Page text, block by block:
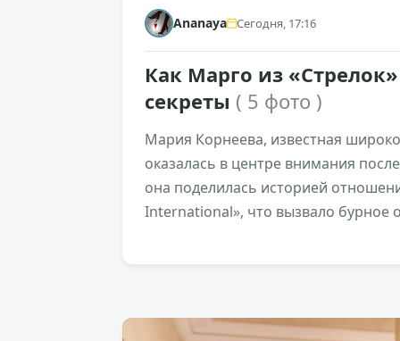
Ananaya Сегодня, 17:16
Как Марго из
секреты ( 5 фото )
Мария Корнеева, известная
оказалась в центре внимания
она поделилась историей
International», что вызвало бурное